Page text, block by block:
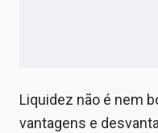
Liquidez não é nem
vantagens e